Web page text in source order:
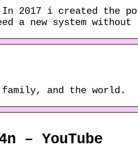
In 2017 i created the
a new system without
and the world.
– YouTube